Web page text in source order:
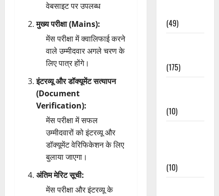
वेबसाइट पर उपलब्ध
मुख्य परीक्षा (Mains):
मेंस परीक्षा में क्वालिफाई करने
वाले उम्मीदवार अगले चरण के
लिए पात्र होंगे।
इंटरव्यू और डॉक्यूमेंट सत्यापन
(Document
Verification):
मेंस परीक्षा में सफल
उम्मीदवारों को इंटरव्यू और
डॉक्यूमेंट वेरिफिकेशन के लिए
बुलाया जाएगा।
अंतिम मेरिट सूची:
मेंस परीक्षा और इंटरव्यू के
(49)
(175)
(10)
(10)